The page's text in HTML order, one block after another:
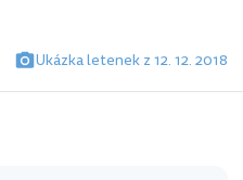
Ukázka letenek z 12. 12. 2018